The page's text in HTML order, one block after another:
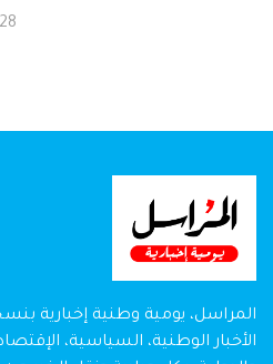
المراسل، يومية وطنية إخبارية
الأخبار الوطنية، السياسية،